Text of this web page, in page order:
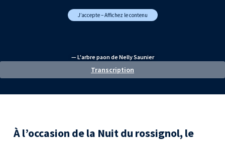
J’accepte – Affichez le contenu
— L'arbre paon de Nelly Saunier
Transcription
À l’occasion de la Nuit du rossignol, le